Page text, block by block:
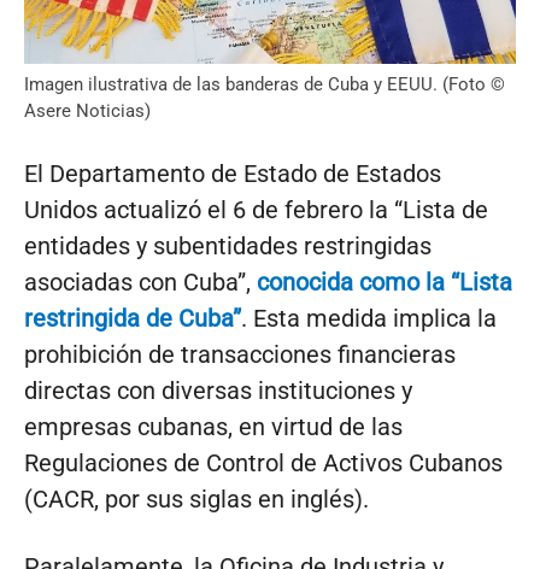
Imagen ilustrativa de las banderas de Cuba y EEUU. (Foto ©
Asere Noticias)
El Departamento de Estado de Estados
Unidos actualizó el 6 de febrero la “Lista de
entidades y subentidades restringidas
asociadas con Cuba”, conocida como la “Lista
restringida de Cuba”. Esta medida implica la
prohibición de transacciones financieras
directas con diversas instituciones y
empresas cubanas, en virtud de las
Regulaciones de Control de Activos Cubanos
(CACR, por sus siglas en inglés).